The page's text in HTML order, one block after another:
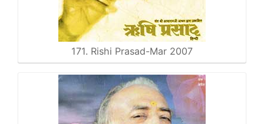
171. Rishi Prasad-Mar 2007